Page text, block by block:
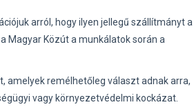
arról, hogy ilyen jellegű szállítmányt a
Magyar Közút a munkálatok során a
amelyek remélhetőleg választ adnak arra,
vagy környezetvédelmi kockázat.